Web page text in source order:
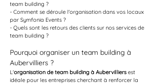
team building ?
- Comment se déroule l'organisation dans vos locaux
par Symfonia Events ?
- Quels sont les retours des clients sur nos services de
team building ?
Pourquoi organiser un team building à
Aubervilliers ?
L'organisation de team building à Aubervilliers est
idéale pour les entreprises cherchant à renforcer la